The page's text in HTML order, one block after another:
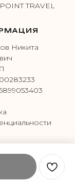
TRAVEL
Никита